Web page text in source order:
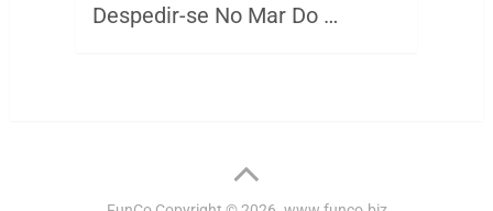
Despedir-se No Mar Do …